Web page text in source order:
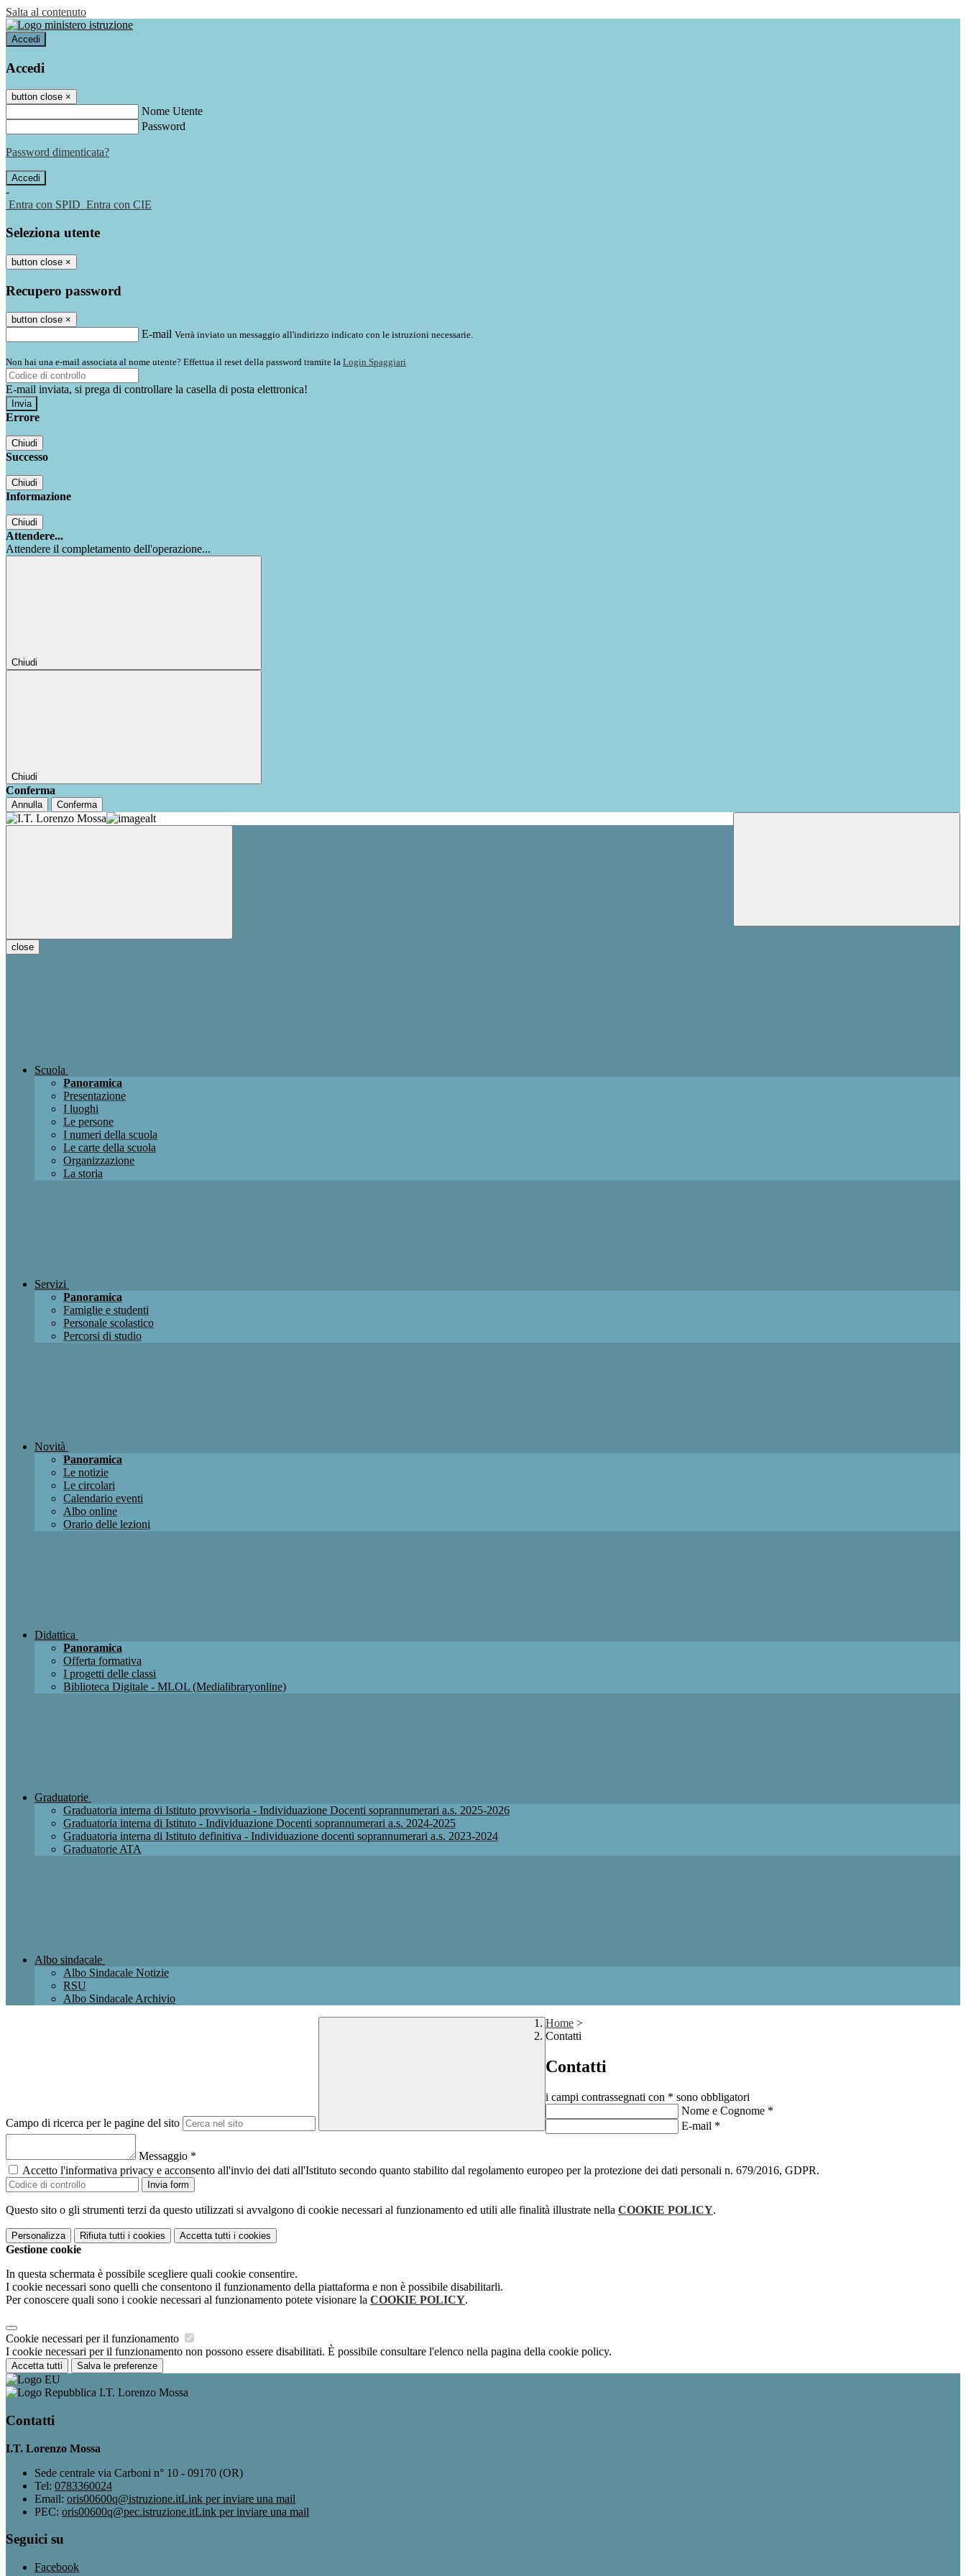
Salta al contenuto
Accedi
Accedi
button close ×
Nome Utente
Password
Password dimenticata?
-
Entra con SPID Entra con CIE
Seleziona utente
button close ×
Recupero password
button close ×
E-mail Verrà inviato un messaggio all'indirizzo indicato con le istruzioni necessarie.
Non hai una e-mail associata al nome utente? Effettua il reset della password tramite la Login Spaggiari
E-mail inviata, si prega di controllare la casella di posta elettronica!
Errore
Chiudi
Successo
Chiudi
Informazione
Chiudi
Attendere...
Attendere il completamento dell'operazione...
Chiudi
Chiudi
Conferma
Annulla Conferma
close
Scuola
Panoramica
Presentazione
I luoghi
Le persone
I numeri della scuola
Le carte della scuola
Organizzazione
La storia
Servizi
Panoramica
Famiglie e studenti
Personale scolastico
Percorsi di studio
Novità
Panoramica
Le notizie
Le circolari
Calendario eventi
Albo online
Orario delle lezioni
Didattica
Panoramica
Offerta formativa
I progetti delle classi
Biblioteca Digitale - MLOL (Medialibraryonline)
Graduatorie
Graduatoria interna di Istituto provvisoria - Individuazione Docenti soprannumerari a.s. 2025-2026
Graduatoria interna di Istituto - Individuazione Docenti soprannumerari a.s. 2024-2025
Graduatoria interna di Istituto definitiva - Individuazione docenti soprannumerari a.s. 2023-2024
Graduatorie ATA
Albo sindacale
Albo Sindacale Notizie
RSU
Albo Sindacale Archivio
Campo di ricerca per le pagine del sito
Home >
Contatti
Contatti
i campi contrassegnati con * sono obbligatori
Nome e Cognome *
E-mail *
Messaggio *
Accetto l'informativa privacy e acconsento all'invio dei dati all'Istituto secondo quanto stabilito dal regolamento europeo per la protezione dei dati personali n. 679/2016, GDPR.
Invia form
Questo sito o gli strumenti terzi da questo utilizzati si avvalgono di cookie necessari al funzionamento ed utili alle finalità illustrate nella COOKIE POLICY.
Personalizza Rifiuta tutti i cookies Accetta tutti i cookies
Gestione cookie
In questa schermata è possibile scegliere quali cookie consentire.
I cookie necessari sono quelli che consentono il funzionamento della piattaforma e non è possibile disabilitarli.
Per conoscere quali sono i cookie necessari al funzionamento potete visionare la COOKIE POLICY.
Cookie necessari per il funzionamento
I cookie necessari per il funzionamento non possono essere disabilitati. È possibile consultare l'elenco nella pagina della cookie policy.
Accetta tutti Salva le preferenze
I.T. Lorenzo Mossa
Contatti
I.T. Lorenzo Mossa
Sede centrale via Carboni n° 10 - 09170 (OR)
Tel: 0783360024
Email: oris00600q@istruzione.itLink per inviare una mail
PEC: oris00600q@pec.istruzione.itLink per inviare una mail
Seguici su
Facebook